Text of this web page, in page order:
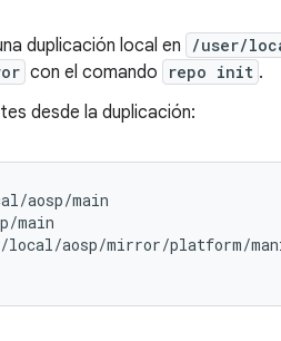
duplicación local en /user/
con el comando repo init .
desde la duplicación:
aosp/main
main
local/aosp/mirror/platform/